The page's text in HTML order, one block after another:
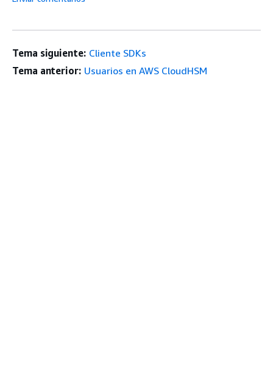
Tema siguiente: Cliente SDKs
Tema anterior: Usuarios en AWS CloudHSM